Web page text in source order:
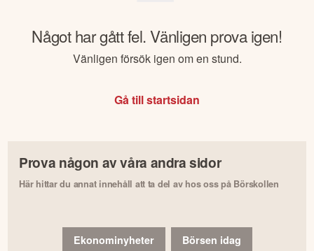
Något har gått fel. Vänligen prova igen!
Vänligen försök igen om en stund.
Gå till startsidan
Prova någon av våra andra sidor
Här hittar du annat innehåll att ta del av hos oss på Börskollen
Ekonominyheter Börsen idag